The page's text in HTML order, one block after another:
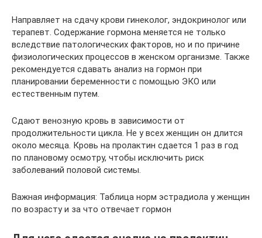
Направляет на сдачу крови гинеколог, эндокринолог или
терапевт. Содержание гормона меняется не только
вследствие патологических факторов, но и по причине
физиологических процессов в женском организме. Также
рекомендуется сдавать анализ на гормон при
планировании беременности с помощью ЭКО или
естественным путем.
Сдают венозную кровь в зависимости от
продолжительности цикла. Не у всех женщин он длится
около месяца. Кровь на пролактин сдается 1 раз в год
по плановому осмотру, чтобы исключить риск
заболеваний половой системы.
Важная информация: Таблица норм эстрадиола у женщин
по возрасту и за что отвечает гормон